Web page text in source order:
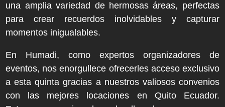
una amplia variedad de hermosas áreas, perfectas
para crear recuerdos inolvidables y capturar
momentos inigualables.
En Humadi, como expertos organizadores de
eventos, nos enorgullece ofrecerles acceso exclusivo
a esta quinta gracias a nuestros valiosos convenios
con las mejores locaciones en Quito Ecuador.